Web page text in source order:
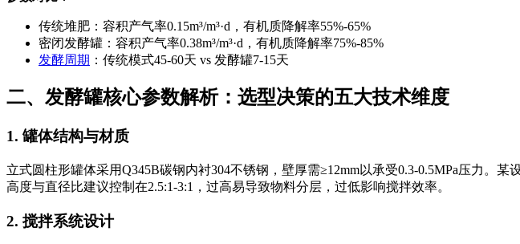
传统堆肥：容积产气率0.15m³/m³·d，有机质降解率55%-65%
密闭发酵罐：容积产气率0.38m³/m³·d，有机质降解率75%-85%
发酵周期 ：传统模式45-60天 vs 发酵罐7-15天
二、发酵罐核心参数解析：选型决策的五大技术维度
1. 罐体结构与材质
立式圆柱形罐体采用Q345B碳钢内衬304不锈钢，壁厚需≥12mm以承受0.3-0.5MPa压力。
高度与直径比建议控制在2.5:1-3:1，过高易导致物料分层，过低影响搅拌效率。
2. 搅拌系统设计